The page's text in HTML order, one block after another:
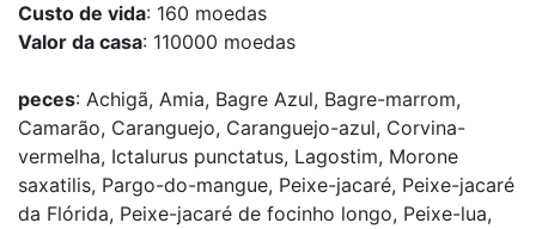
Custo de vida: 160 moedas
Valor da casa: 110000 moedas
peces: Achigã, Amia, Bagre Azul, Bagre-marrom,
Camarão, Caranguejo, Caranguejo-azul, Corvina-
vermelha, Ictalurus punctatus, Lagostim, Morone
saxatilis, Pargo-do-mangue, Peixe-jacaré, Peixe-jacaré
da Flórida, Peixe-jacaré de focinho longo, Peixe-lua,